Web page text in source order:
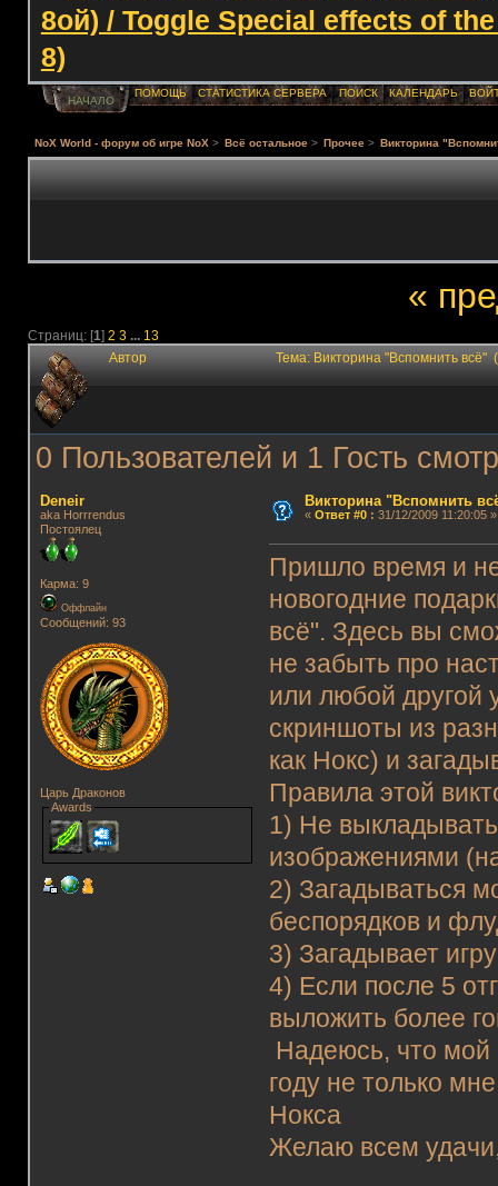
8ой) / Toggle Special effects of
8)
НАЧАЛО
ПОМОЩЬ СТАТИСТИКА СЕРВЕРА ПОИСК КАЛЕНДАРЬ
NoX World - форум об игре NoX > Всё остальное > Прочее > Викторина
«
Страниц: [1] 2 3 ... 13
Автор Тема: Викторина "Вспомнить всё"
0 Пользователей и 1 Гость
Deneir
aka Horrrendus
Постоялец
Карма: 9
Оффлайн
Сообщений: 93
Царь Драконов
Awards
Викторина "Вспомнить
« Ответ #0: 31/12/2009 11:20:05 »
Пришло время и
новогодние
всё". Здесь вы
не забыть про
или любой другой
скриншоты из
как Нокс) и
Правила этой
1) Не
изображениями
2) Загадываться
беспорядков и
3) Загадывает
4) Если после 5
выложить более
Надеюсь, что мой
году не только
Нокса
Желаю всем